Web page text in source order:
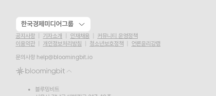
한국경제미디어그룹
공지사항 기자소개 인재채용
커뮤니티 운영정책
이용약관
개인정보처리방침 청소년보호정책
언론윤리강령
문의사항 help@bloomingbit.io
블루밍비트